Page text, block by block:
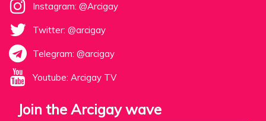
Instagram: @Arcigay
Twitter: @arcigay
Telegram: @arcigay
Youtube: Arcigay TV
Join the Arcigay wave